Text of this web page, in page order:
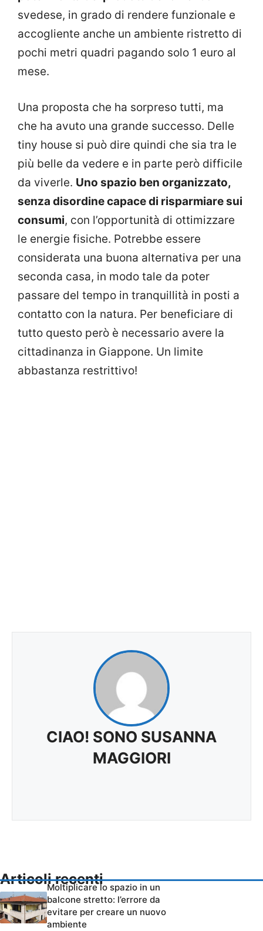
svedese, in grado di rendere funzionale e
accogliente anche un ambiente ristretto di
pochi metri quadri pagando solo 1 euro al
mese.
Una proposta che ha sorpreso tutti, ma
che ha avuto una grande successo. Delle
tiny house si può dire quindi che sia tra le
più belle da vedere e in parte però difficile
da viverle. Uno spazio ben organizzato,
senza disordine capace di risparmiare sui
consumi, con l’opportunità di ottimizzare
le energie fisiche. Potrebbe essere
considerata una buona alternativa per una
seconda casa, in modo tale da poter
passare del tempo in tranquillità in posti a
contatto con la natura. Per beneficiare di
tutto questo però è necessario avere la
cittadinanza in Giappone. Un limite
abbastanza restrittivo!
CIAO! SONO SUSANNA
MAGGIORI
Articoli recenti
Moltiplicare lo spazio in un
balcone stretto: l’errore da
evitare per creare un nuovo
ambiente